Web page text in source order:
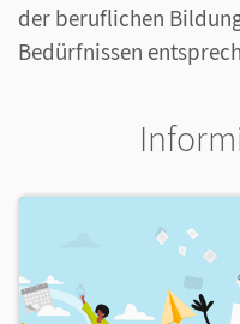
der beruflichen
Bedürfnissen